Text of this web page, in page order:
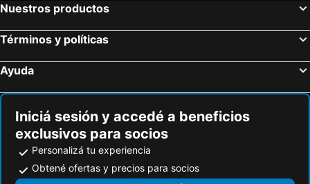
Nuestros productos
Términos y políticas
Ayuda
Iniciá sesión y accedé a beneficios
exclusivos para socios
Personalizá tu experiencia
Obtené ofertas y precios para socios